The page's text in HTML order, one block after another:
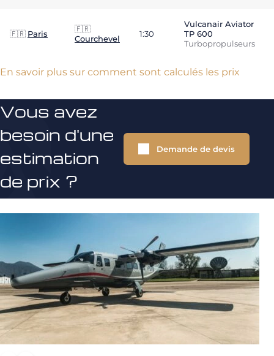
🇫🇷 Paris
🇫🇷
Courchevel
1:30
Vulcanair Aviator
TP 600
Turbopropulseurs
En savoir plus sur comment sont calculés les prix
Vous avez
besoin d'une
estimation
de prix ?
Demande de devis